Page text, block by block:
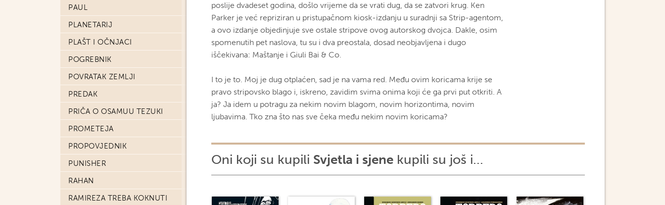
PAUL
PLANETARIJ
PLAŠT I OČNJACI
POGREBNIK
POVRATAK ZEMLJI
PREDAK
PRIČA O OSAMUU TEZUKI
PROMETEJA
PROPOVJEDNIK
PUNISHER
RAHAN
RAMIREZA TREBA KOKNUTI
poslije dvadeset godina, došlo vrijeme da se vrati dug, da se zatvori krug. Ken
Parker je već repriziran u pristupačnom kiosk-izdanju u suradnji sa Strip-agentom,
a ovo izdanje objedinjuje sve ostale stripove ovog autorskog dvojca. Dakle, osim
spomenutih pet naslova, tu su i dva preostala, dosad neobjavljena i dugo
iščekivana: Maštanje i Giuli Bai & Co.
I to je to. Moj je dug otplaćen, sad je na vama red. Među ovim koricama krije se
pravo stripovsko blago i, iskreno, zavidim svima onima koji će ga prvi put otkriti. A
ja? Ja idem u potragu za nekim novim blagom, novim horizontima, novim
ljubavima. Tko zna što nas sve čeka među nekim novim koricama?
Oni koji su kupili Svjetla i sjene kupili su još i...